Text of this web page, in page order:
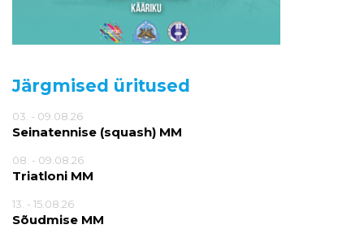
Järgmised üritused
03. - 09.08.26
Seinatennise (squash) MM
08. - 09.08.26
Triatloni MM
13. - 15.08.26
Sõudmise MM